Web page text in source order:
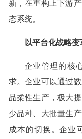
新，在重构上下游
态系统。
以平台化战略
企业管理的核
求。企业可以通过
品柔性生产，极大
少品种、大批量生
成本的切换。企业